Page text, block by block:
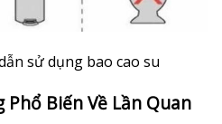
sử dụng bao cao su
Biến Về Lần Quan